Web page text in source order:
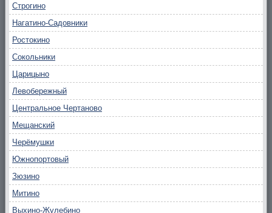
Строгино
Нагатино-Садовники
Ростокино
Сокольники
Царицыно
Левобережный
Центральное Чертаново
Мещанский
Черёмушки
Южнопортовый
Зюзино
Митино
Выхино-Жулебино